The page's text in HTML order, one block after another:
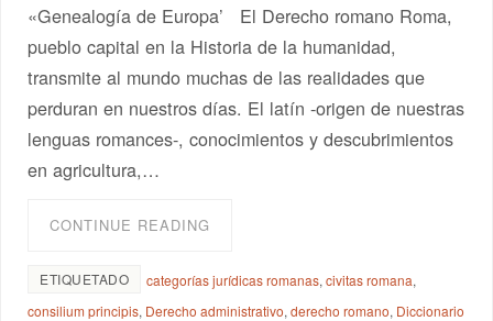
«Genealogía de Europa’ El Derecho romano Roma,
pueblo capital en la Historia de la humanidad,
transmite al mundo muchas de las realidades que
perduran en nuestros días. El latín -origen de nuestras
lenguas romances-, conocimientos y descubrimientos
en agricultura,…
CONTINUE READING
ETIQUETADO categorías jurídicas romanas,civitas romana,
consilium principis, Derecho administrativo,derecho romano, Diccionario